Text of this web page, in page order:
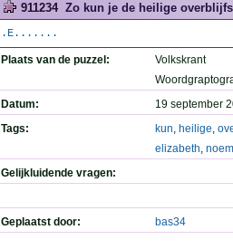
911234 Zo kun je de heilige
.E.......
Plaats van de puzzel:
Volkskrant
Datum:
19 september
Tags:
kun, heilige,
elizabeth,
Gelijkluidende vragen:
Geplaatst door: bas34